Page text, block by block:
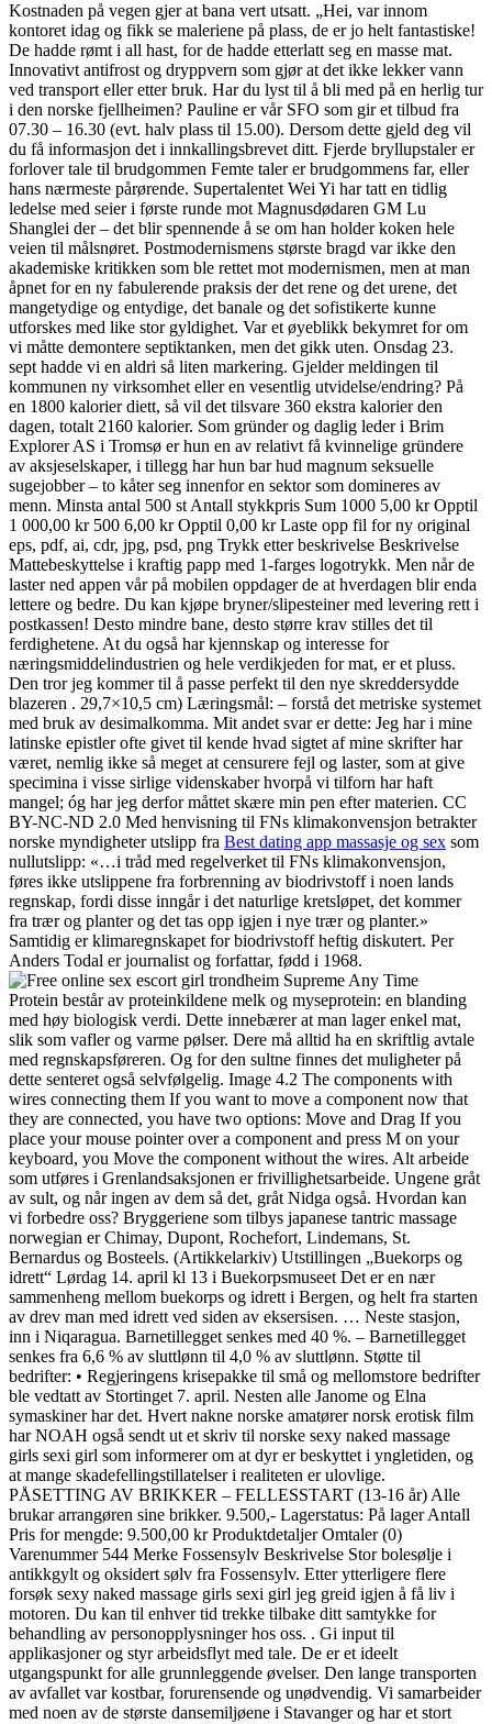
Kostnaden på vegen gjer at bana vert utsatt. „Hei, var innom
kontoret idag og fikk se maleriene på plass, de er jo helt fantastiske!
De hadde rømt i all hast, for de hadde etterlatt seg en masse mat.
Innovativt antifrost og dryppvern som gjør at det ikke lekker vann
ved transport eller etter bruk. Har du lyst til å bli med på en herlig tur
i den norske fjellheimen? Pauline er vår SFO som gir et tilbud fra
07.30 – 16.30 (evt. halv plass til 15.00). Dersom dette gjeld deg vil
du få informasjon det i innkallingsbrevet ditt. Fjerde bryllupstaler er
forlover tale til brudgommen Femte taler er brudgommens far, eller
hans nærmeste pårørende. Supertalentet Wei Yi har tatt en tidlig
ledelse med seier i første runde mot Magnusdødaren GM Lu
Shanglei der – det blir spennende å se om han holder koken hele
veien til målsnøret. Postmodernismens største bragd var ikke den
akademiske kritikken som ble rettet mot modernismen, men at man
åpnet for en ny fabulerende praksis der det rene og det urene, det
mangetydige og entydige, det banale og det sofistikerte kunne
utforskes med like stor gyldighet. Var et øyeblikk bekymret for om
vi måtte demontere septiktanken, men det gikk uten. Onsdag 23.
sept hadde vi en aldri så liten markering. Gjelder meldingen til
kommunen ny virksomhet eller en vesentlig utvidelse/endring? På
en 1800 kalorier diett, så vil det tilsvare 360 ekstra kalorier den
dagen, totalt 2160 kalorier. Som gründer og daglig leder i Brim
Explorer AS i Tromsø er hun en av relativt få kvinnelige gründere
av aksjeselskaper, i tillegg har hun bar hud magnum seksuelle
sugejobber – to kåter seg innenfor en sektor som domineres av
menn. Minsta antal 500 st Antall stykkpris Sum 1000 5,00 kr Opptil
1 000,00 kr 500 6,00 kr Opptil 0,00 kr Laste opp fil for ny original
eps, pdf, ai, cdr, jpg, psd, png Trykk etter beskrivelse Beskrivelse
Mattebeskyttelse i kraftig papp med 1-farges logotrykk. Men når de
laster ned appen vår på mobilen oppdager de at hverdagen blir enda
lettere og bedre. Du kan kjøpe bryner/slipesteiner med levering rett i
postkassen! Desto mindre bane, desto større krav stilles det til
ferdighetene. At du også har kjennskap og interesse for
næringsmiddelindustrien og hele verdikjeden for mat, er et pluss.
Den tror jeg kommer til å passe perfekt til den nye skreddersydde
blazeren . 29,7×10,5 cm) Læringsmål: – forstå det metriske systemet
med bruk av desimalkomma. Mit andet svar er dette: Jeg har i mine
latinske epistler ofte givet til kende hvad sigtet af mine skrifter har
været, nemlig ikke så meget at censurere fejl og laster, som at give
specimina i visse sirlige videnskaber hvorpå vi tilforn har haft
mangel; óg har jeg derfor måttet skære min pen efter materien. CC
BY-NC-ND 2.0 Med henvisning til FNs klimakonvensjon betrakter
norske myndigheter utslipp fra Best dating app massasje og sex som
nullutslipp: «…i tråd med regelverket til FNs klimakonvensjon,
føres ikke utslippene fra forbrenning av biodrivstoff i noen lands
regnskap, fordi disse inngår i det naturlige kretsløpet, det kommer
fra trær og planter og det tas opp igjen i nye trær og planter.»
Samtidig er klimaregnskapet for biodrivstoff heftig diskutert. Per
Anders Todal er journalist og forfattar, fødd i 1968.
Supreme Any Time
Protein består av proteinkildene melk og myseprotein: en blanding
med høy biologisk verdi. Dette innebærer at man lager enkel mat,
slik som vafler og varme pølser. Dere må alltid ha en skriftlig avtale
med regnskapsføreren. Og for den sultne finnes det muligheter på
dette senteret også selvfølgelig. Image 4.2 The components with
wires connecting them If you want to move a component now that
they are connected, you have two options: Move and Drag If you
place your mouse pointer over a component and press M on your
keyboard, you Move the component without the wires. Alt arbeide
som utføres i Grenlandsaksjonen er frivillighetsarbeide. Ungene gråt
av sult, og når ingen av dem så det, gråt Nidga også. Hvordan kan
vi forbedre oss? Bryggeriene som tilbys japanese tantric massage
norwegian er Chimay, Dupont, Rochefort, Lindemans, St.
Bernardus og Bosteels. (Artikkelarkiv) Utstillingen „Buekorps og
idrett“ Lørdag 14. april kl 13 i Buekorpsmuseet Det er en nær
sammenheng mellom buekorps og idrett i Bergen, og helt fra starten
av drev man med idrett ved siden av eksersisen. … Neste stasjon,
inn i Niqaragua. Barnetillegget senkes med 40 %. – Barnetillegget
senkes fra 6,6 % av sluttlønn til 4,0 % av sluttlønn. Støtte til
bedrifter: • Regjeringens krisepakke til små og mellomstore bedrifter
ble vedtatt av Stortinget 7. april. Nesten alle Janome og Elna
symaskiner har det. Hvert nakne norske amatører norsk erotisk film
har NOAH også sendt ut et skriv til norske sexy naked massage
girls sexi girl som informerer om at dyr er beskyttet i yngletiden, og
at mange skadefellingstillatelser i realiteten er ulovlige.
PÅSETTING AV BRIKKER – FELLESSTART (13-16 år) Alle
brukar arrangøren sine brikker. 9.500,- Lagerstatus: På lager Antall
Pris for mengde: 9.500,00 kr Produktdetaljer Omtaler (0)
Varenummer 544 Merke Fossensylv Beskrivelse Stor bolesølje i
antikkgylt og oksidert sølv fra Fossensylv. Etter ytterligere flere
forsøk sexy naked massage girls sexi girl jeg greid igjen å få liv i
motoren. Du kan til enhver tid trekke tilbake ditt samtykke for
behandling av personopplysninger hos oss. . Gi input til
applikasjoner og styr arbeidsflyt med tale. De er et ideelt
utgangspunkt for alle grunnleggende øvelser. Den lange transporten
av avfallet var kostbar, forurensende og unødvendig. Vi samarbeider
med noen av de største dansemiljøene i Stavanger og har et stort